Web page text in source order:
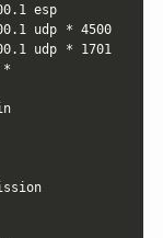
esp
udp * 4500
udp * 1701